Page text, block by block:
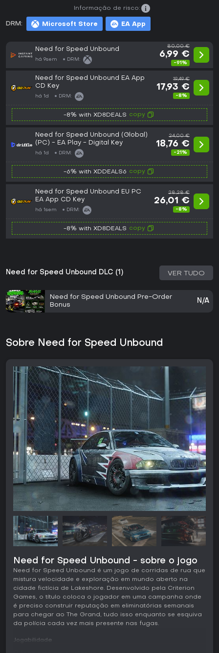
DRM: Microsoft Store EA App
Informação de risco:
Need for Speed Unbound
há 9sem DRM:
80,00 €
6,99 €
-91%
Need for Speed Unbound EA App
CD Key
há 1d DRM:
19,49 €
17,93 €
-8%
-8% with XD8DEALS copy
Need for Speed Unbound (Global)
(PC) - EA Play - Digital Key
há 1d DRM:
24,00 €
18,76 €
-21%
-6% with XDDEALS6 copy
Need for Speed Unbound EU PC
EA App CD Key
há 1sem DRM:
28,28 €
26,01 €
-8%
-8% with XD8DEALS copy
Need for Speed Unbound DLC (1) VER TUDO
Need for Speed Unbound Pre-Order
Bonus
N/A
Sobre Need for Speed Unbound
Need for Speed Unbound - sobre o jogo
Need for Speed Unbound é um jogo de corridas de rua que
mistura velocidade e exploração em mundo aberto na
cidade fictícia de Lakeshore. Desenvolvido pela Criterion
Games, o título coloca o jogador em uma campanha onde
é preciso construir reputação em eliminatórias semanais
para chegar ao The Grand, tudo isso enquanto se esquiva
da polícia cada vez mais presente nas fugas.
Jogabilidade